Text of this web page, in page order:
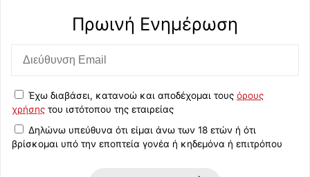
Πρωινή Eνημέρωση
Έχω διαβάσει, κατανοώ και αποδέχομαι τους όρους
χρήσης του ιστότοπου της εταιρείας
Δηλώνω υπεύθυνα ότι είμαι άνω των 18 ετών ή ότι
βρίσκομαι υπό την εποπτεία γονέα ή κηδεμόνα ή επιτρόπου